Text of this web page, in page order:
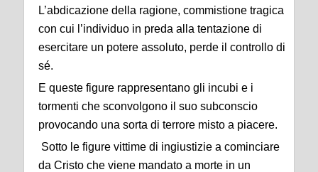
L’abdicazione della ragione, commistione tragica
con cui l’individuo in preda alla tentazione di
esercitare un potere assoluto, perde il controllo di
sé.
E queste figure rappresentano gli incubi e i
tormenti che sconvolgono il suo subconscio
provocando una sorta di terrore misto a piacere.
Sotto le figure vittime di ingiustizie a cominciare
da Cristo che viene mandato a morte in un